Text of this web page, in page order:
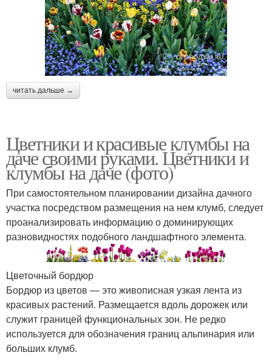
читать дальше →
Цветники и красивые клумбы на
даче своими руками. Цветники и
клумбы на даче (фото)
При самостоятельном планировании дизайна дачного
участка посредством размещения на нем клумб, следует
проанализировать информацию о доминирующих
разновидностях подобного ландшафтного элемента.
Цветочный бордюр
Бордюр из цветов — это живописная узкая лента из
красивых растений. Размещается вдоль дорожек или
служит границей функциональных зон. Не редко
используется для обозначения границ альпинария или
больших клумб.